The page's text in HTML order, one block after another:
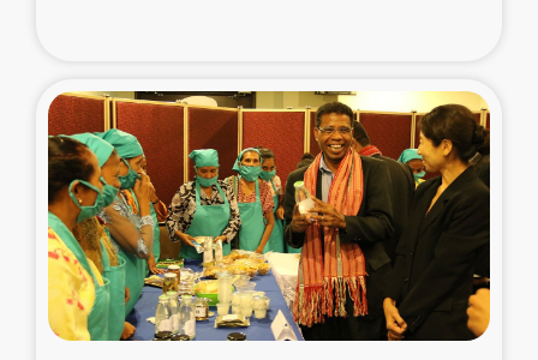
復興応援隊の活動
仮設住宅生活支援・農業復興支援
漁業復興支援
インターン・ボランティア日誌